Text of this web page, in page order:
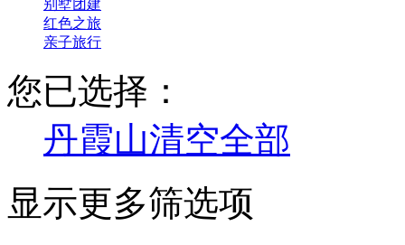
别墅团建
红色之旅
亲子旅行
您已选择：
丹霞山清空全部
显示更多筛选项